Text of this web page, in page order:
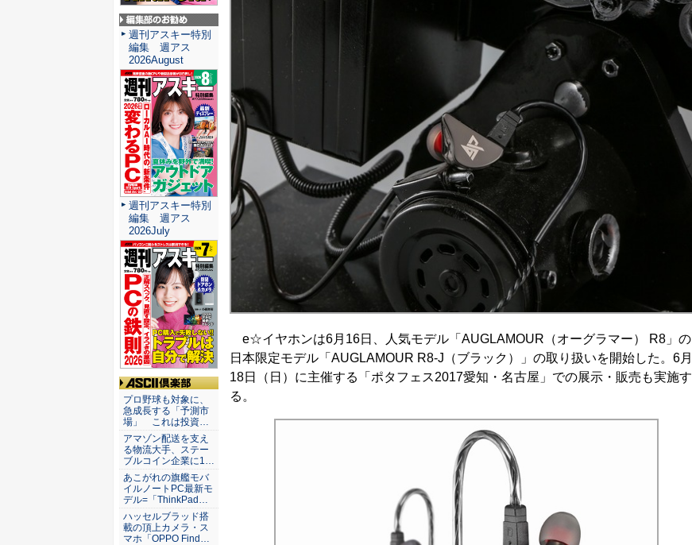
e☆イヤホンは6月16日、人気モデル「AUGLAMOUR（オーグラマー） R8」の
日本限定モデル「AUGLAMOUR R8-J（ブラック）」の取り扱いを開始した。6月
18日（日）に主催する「ポタフェス2017愛知・名古屋」での展示・販売も実施す
る。
編集部のお勧め
週刊アスキー特別
編集 週アス
2026August
週刊アスキー特別
編集 週アス
2026July
ASCII倶楽部
プロ野球も対象に、
急成長する「予測市
場」 これは投資…
アマゾン配送を支え
る物流大手、ステー
ブルコイン企業に1…
あこがれの旗艦モバ
イルノートPC最新モ
デル=「ThinkPad…
ハッセルブラッド搭
載の頂上カメラ・ス
マホ「OPPO Find…